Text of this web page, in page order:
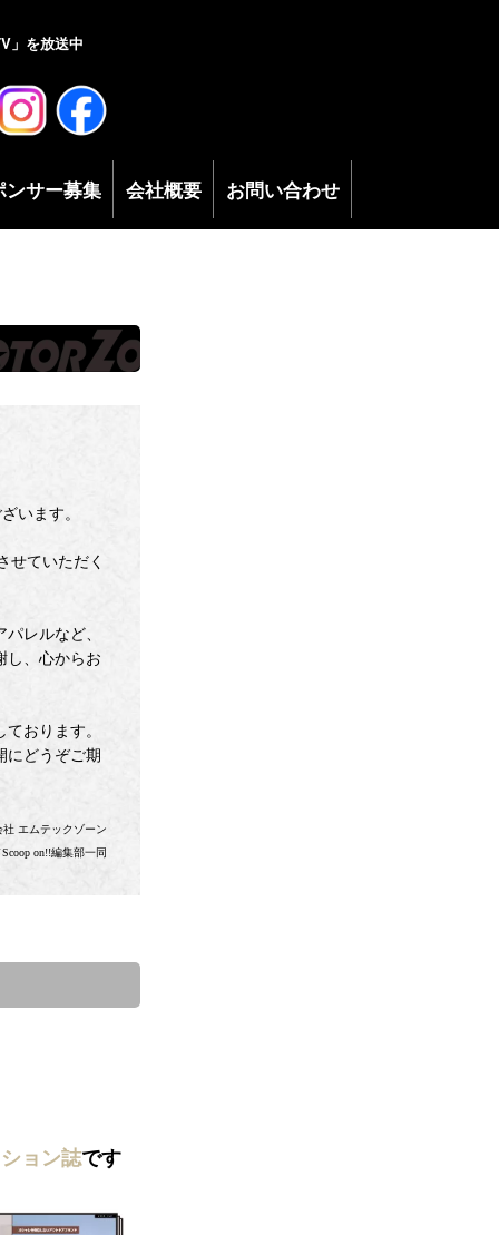
」を放送中
ンサー募集 会社概要 お問い合わせ
います。
せていただく
レルなど、
し、心からお
おります。
にどうぞご期
社 エムテックゾーン
on!!編集部一同
ョン誌です